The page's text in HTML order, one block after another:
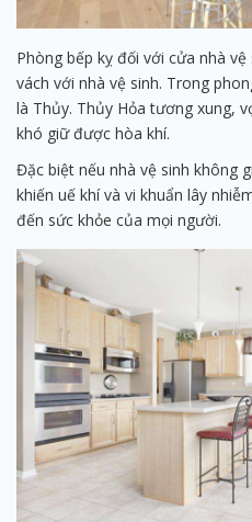
Phòng bếp kỵ đối với cửa nhà
vách với nhà vệ sinh. Trong
là Thủy. Thủy Hỏa tương xung,
khó giữ được hòa khí.
Đặc biệt nếu nhà vệ sinh không
khiến uế khí và vi khuẩn lây
đến sức khỏe của mọi người.